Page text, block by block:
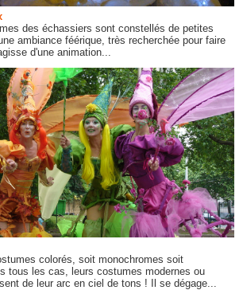
des échassiers sont constellés de petites
ambiance féérique, très recherchée pour faire
d'une animation...
colorés, soit monochromes soit
tous les cas, leurs costumes modernes ou
de leur arc en ciel de tons ! Il se dégage...